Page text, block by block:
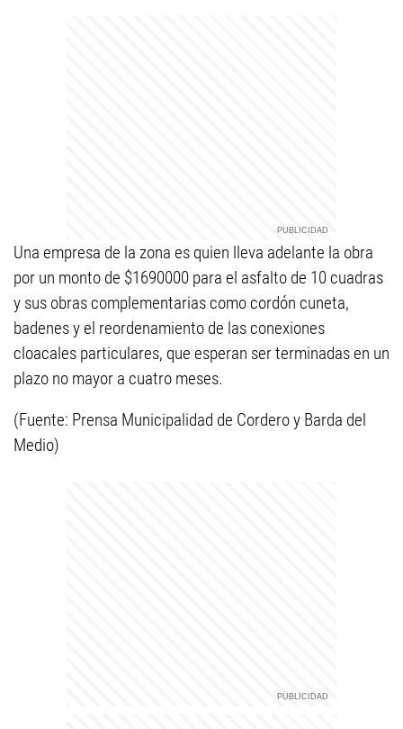
Una empresa de la zona es quien lleva adelante la obra
por un monto de $1690000 para el asfalto de 10 cuadras
y sus obras complementarias como cordón cuneta,
badenes y el reordenamiento de las conexiones
cloacales particulares, que esperan ser terminadas en un
plazo no mayor a cuatro meses.
(Fuente: Prensa Municipalidad de Cordero y Barda del
Medio)